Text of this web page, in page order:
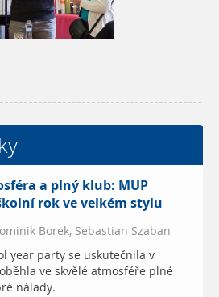
a plný klub: MUP
rok ve velkém stylu
Borek, Sebastian Szaban
year party se uskutečnila v
ve skvělé atmosféře plné
nálady.